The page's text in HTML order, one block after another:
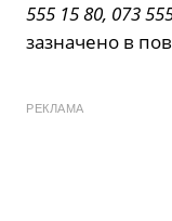
555 15 80, 073
зазначено в
РЕКЛАМА